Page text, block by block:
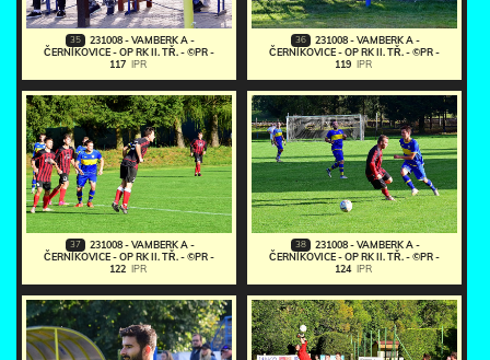
35
231008 - VAMBERK A -
ČERNÍKOVICE - OP RK II. TŘ. - ©PR -
117 IPR
36
231008 - VAMBERK A -
ČERNÍKOVICE - OP RK II. TŘ. - ©PR -
119 IPR
37
231008 - VAMBERK A -
ČERNÍKOVICE - OP RK II. TŘ. - ©PR -
122 IPR
38
231008 - VAMBERK A -
ČERNÍKOVICE - OP RK II. TŘ. - ©PR -
124 IPR